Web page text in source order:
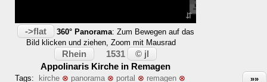
⇵
->flat 360° Panorama: Zum Bewegen auf das
Bild klicken und ziehen, Zoom mit Mausrad
Rhein 1531 © jl
Appolinaris Kirche in Remagen
Tags: kirche ⊗ panorama ⊗ portal ⊗ remagen ⊗ »»